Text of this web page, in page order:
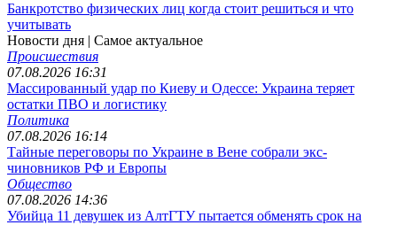
Банкротство физических лиц когда стоит решиться и что
учитывать
Новости дня | Самое актуальное
Происшествия
07.08.2026 16:31
Массированный удар по Киеву и Одессе: Украина теряет
остатки ПВО и логистику
Политика
07.08.2026 16:14
Тайные переговоры по Украине в Вене собрали экс-
чиновников РФ и Европы
Общество
07.08.2026 14:36
Убийца 11 девушек из АлтГТУ пытается обменять срок на